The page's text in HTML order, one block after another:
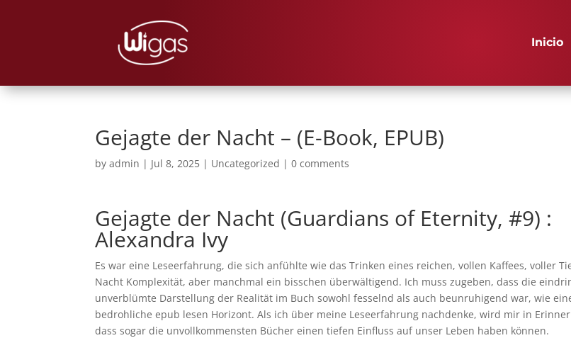
Inicio
Gejagte der Nacht – (E-Book, EPUB)
byadmin | Jul 8, 2025 | Uncategorized |0 comments
Gejagte der Nacht (Guardians of Eternity, #9) :
Alexandra Ivy
Es war eine Leseerfahrung, die sich anfühlte wie das Trinken eines reichen, vollen Kaffees, voller
Nacht Komplexität, aber manchmal ein bisschen überwältigend. Ich muss zugeben, dass die
unverblümte Darstellung der Realität im Buch sowohl fesselnd als auch beunruhigend war, wie
bedrohliche epub lesen Horizont. Als ich über meine Leseerfahrung nachdenke, wird mir in
dass sogar die unvollkommensten Bücher einen tiefen Einfluss auf unser Leben haben können.